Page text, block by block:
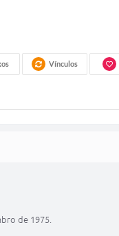
Vínculos
de 1975.